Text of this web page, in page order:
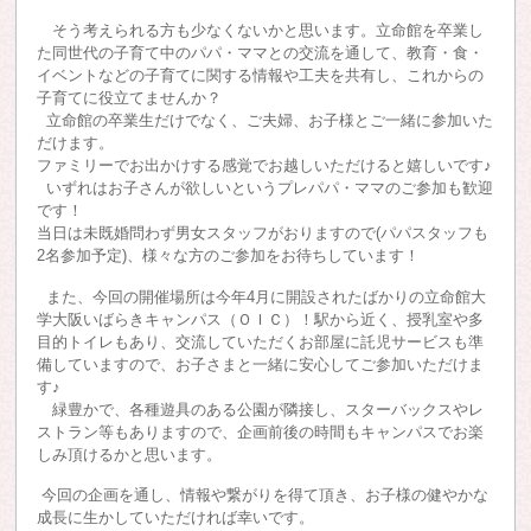
そう考えられる方も少なくないかと思います。立命館を卒業し
た同世代の子育て中のパパ・ママとの交流を通して、教育・食・
イベントなどの子育てに関する情報や工夫を共有し、これからの
子育てに役立てませんか？
立命館の卒業生だけでなく、ご夫婦、お子様とご一緒に参加いた
だけます。
ファミリーでお出かけする感覚でお越しいただけると嬉しいです♪
いずれはお子さんが欲しいというプレパパ・ママのご参加も歓迎
です！
当日は未既婚問わず男女スタッフがおりますので(パパスタッフも
2名参加予定)、様々な方のご参加をお待ちしています！
また、今回の開催場所は今年4月に開設されたばかりの立命館大
学大阪いばらきキャンパス（ＯＩＣ）！駅から近く、授乳室や多
目的トイレもあり、交流していただくお部屋に託児サービスも準
備していますので、お子さまと一緒に安心してご参加いただけま
す♪
緑豊かで、各種遊具のある公園が隣接し、スターバックスやレ
ストラン等もありますので、企画前後の時間もキャンパスでお楽
しみ頂けるかと思います。
今回の企画を通し、情報や繋がりを得て頂き、お子様の健やかな
成長に生かしていただければ幸いです。